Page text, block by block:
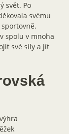
svět. Po
svému
spolu v mnoha
své síly a jít